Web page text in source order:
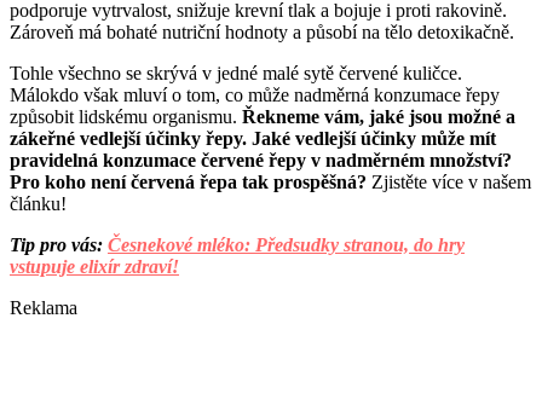
podporuje vytrvalost, snižuje krevní tlak a bojuje i proti rakovině.
Zároveň má bohaté nutriční hodnoty a působí na tělo detoxikačně.
Tohle všechno se skrývá v jedné malé sytě červené kuličce.
Málokdo však mluví o tom, co může nadměrná konzumace řepy
způsobit lidskému organismu. Řekneme vám, jaké jsou možné a
zákeřné vedlejší účinky řepy. Jaké vedlejší účinky může mít
pravidelná konzumace červené řepy v nadměrném množství?
Pro koho není červená řepa tak prospěšná? Zjistěte více v našem
článku!
Tip pro vás: Česnekové mléko: Předsudky stranou, do hry
vstupuje elixír zdraví!
Reklama